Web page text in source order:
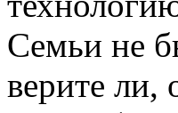
Семьи не
верите ли,